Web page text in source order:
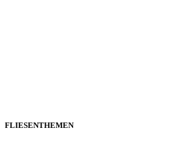
FLIESENTHEMEN